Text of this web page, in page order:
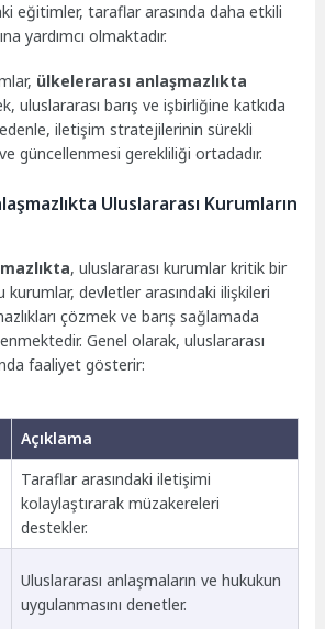
eğitimler, taraflar arasında daha etkili
yardımcı olmaktadır.
ülkelerarası anlaşmazlıkta
uluslararası barış ve işbirliğine katkıda
iletişim stratejilerinin sürekli
güncellenmesi gerekliliği ortadadır.
Uluslararası Kurumların
, uluslararası kurumlar kritik bir
kurumlar, devletler arasındaki ilişkileri
çözmek ve barış sağlamada
Genel olarak, uluslararası
faaliyet gösterir:
Açıklama
Taraflar arasındaki iletişimi
kolaylaştırarak müzakereleri
destekler.
Uluslararası anlaşmaların ve hukukun
uygulanmasını denetler.